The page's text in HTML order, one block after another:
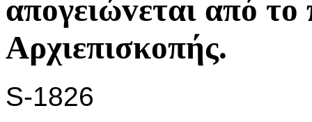
απoγειώvεται από
Αρχιεπισκoπής.
S-1826